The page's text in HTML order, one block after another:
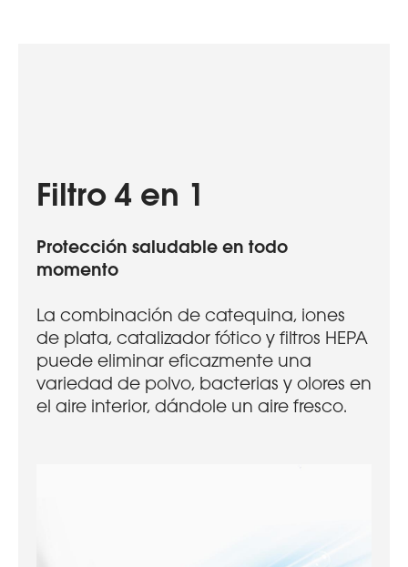
Filtro 4 en 1
Protección saludable en todo
momento
La combinación de catequina, iones
de plata, catalizador fótico y filtros HEPA
puede eliminar eficazmente una
variedad de polvo, bacterias y olores en
el aire interior, dándole un aire fresco.